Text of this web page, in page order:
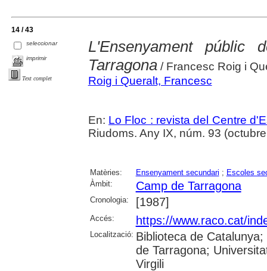
14 / 43
seleccionar
imprimir
Text complet
L'Ensenyament
Tarragona/ Francesc Roig i
Roig i Queralt, Francesc
En: Lo Floc : revista del Centre
Riudoms. Any IX, núm. 93
Matèries: Ensenyament secundari ; Escoles
Àmbit:
Camp de Tarragona
Cronologia: [1987]
Accés: https://www.raco.cat/
Localització: Biblioteca de
de Tarragona;
Virgili